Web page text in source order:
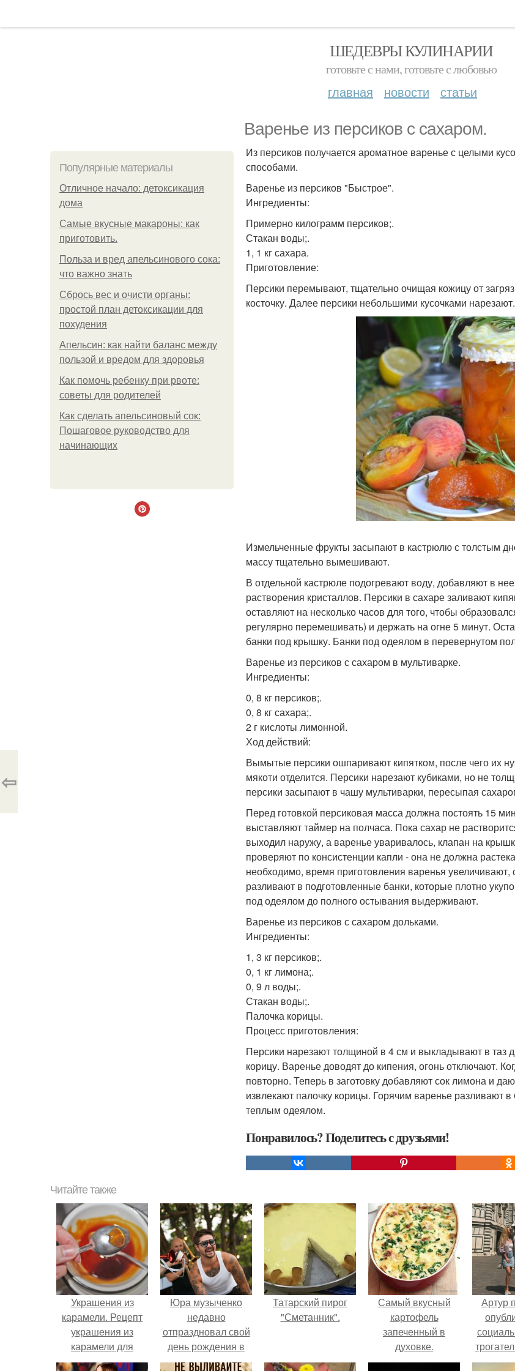
ШЕДЕВРЫ КУЛИНАРИИ
готовьте с нами, готовьте с любовью
главная новости статьи
Варенье из персиков с сахаром.
Популярные материалы
Отличное начало: детоксикация
дома
Самые вкусные макароны: как
приготовить.
Польза и вред апельсинового сока:
что важно знать
Сбрось вес и очисти органы:
простой план детоксикации для
похудения
Апельсин: как найти баланс между
пользой и вредом для здоровья
Как помочь ребенку при рвоте:
советы для родителей
Как сделать апельсиновый сок:
Пошаговое руководство для
начинающих
Из персиков получается ароматное варенье с целыми
способами.
Варенье из персиков "Быстрое".
Ингредиенты:
Примерно килограмм персиков;.
Стакан воды;.
1, 1 кг сахара.
Приготовление:
Персики перемывают, тщательно очищая кожицу от
косточку. Далее персики небольшими кусочками нарезают.
Измельченные фрукты засыпают в кастрюлю с толстым
массу тщательно вымешивают.
В отдельной кастрюле подогревают воду, добавляют в
растворения кристаллов. Персики в сахаре заливают
оставляют на несколько часов для того, чтобы
регулярно перемешивать) и держать на огне 5 минут.
банки под крышку. Банки под одеялом в перевернутом
Варенье из персиков с сахаром в мультиварке.
Ингредиенты:
0, 8 кг персиков;.
0, 8 кг сахара;.
2 г кислоты лимонной.
Ход действий:
Вымытые персики ошпаривают кипятком, после чего их
мякоти отделится. Персики нарезают кубиками, но не
персики засыпают в чашу мультиварки, пересыпая
Перед готовкой персиковая масса должна постоять 15
выставляют таймер на полчаса. Пока сахар не
выходил наружу, а варенье уваривалось, клапан на
проверяют по консистенции капли - она не должна
необходимо, время приготовления варенья
разливают в подготовленные банки, которые плотно
под одеялом до полного остывания выдерживают.
Варенье из персиков с сахаром дольками.
Ингредиенты:
1, 3 кг персиков;.
0, 1 кг лимона;.
0, 9 л воды;.
Стакан воды;.
Палочка корицы.
Процесс приготовления:
Персики нарезают толщиной в 4 см и выкладывают в таз
корицу. Варенье доводят до кипения, огонь отключают.
повторно. Теперь в заготовку добавляют сок лимона и
извлекают палочку корицы. Горячим варенье разливают
теплым одеялом.
Понравилось? Поделитесь с друзьями!
⇦
Читайте также
Украшения из
карамели. Рецепт
украшения из
карамели для
тортов и пирожных.
Юра музыченко
недавно
отпраздновал свой
день рождения в
кругу самых
Татарский пирог
"Сметанник".
Самый вкусный
картофель
запеченный в
духовке.
Артур
с